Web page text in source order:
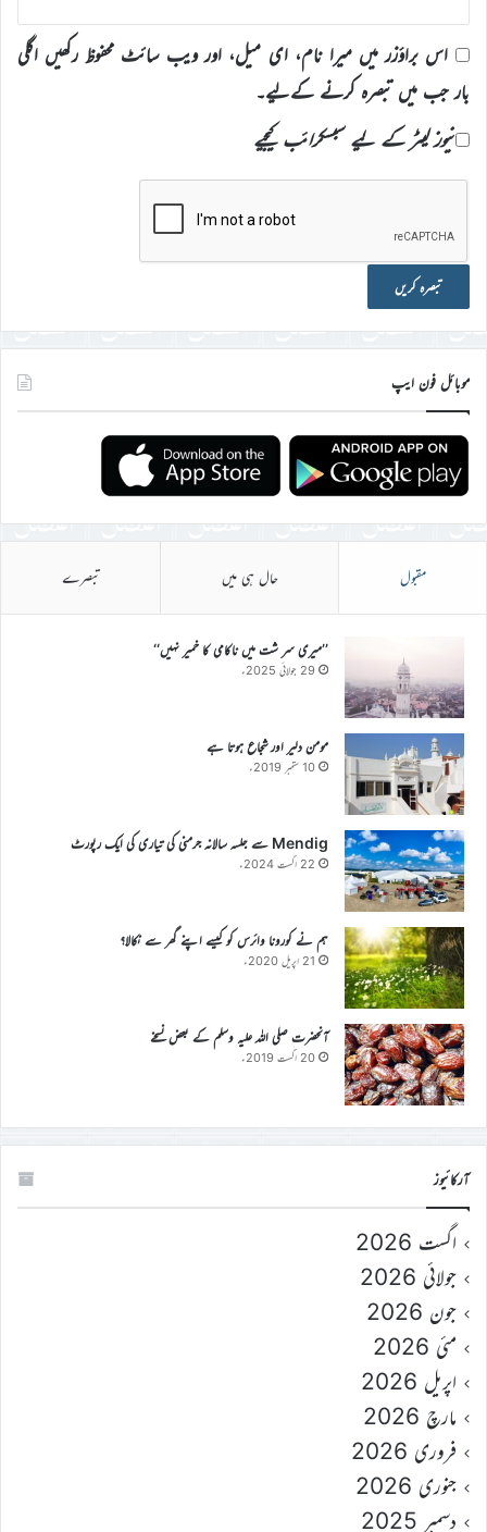
اس براؤزر میں میرا نام، ای میل، اور ویب سائٹ محفوظ رکھیں اگلی
بار جب میں تبصرہ کرنے کےلیے۔
نیوز لیٹر کے لیے سبسکرائب کیجیے
موبائل فون ایپ
مقبول حال ہی میں تبصرے
’’میری سر شت میں ناکامی کا خمیر نہیں‘‘
29 جولائی 2025ء
مومن دلیر اور شجاع ہوتا ہے
10 ستمبر 2019ء
Mendig سے جلسہ سالانہ جرمنی کی تیاری کی ایک رپورٹ
22 اگست 2024ء
ہم نے کورونا وائرس کو کیسے اپنے گھر سے نکالا؟
21 اپریل 2020ء
آنحضرت صلی اللہ علیہ وسلم کے بعض نسخے
20 اگست 2019ء
آرکائیوز
اگست 2026
جولائی 2026
جون 2026
مئی 2026
اپریل 2026
مارچ 2026
فروری 2026
جنوری 2026
دسمبر 2025